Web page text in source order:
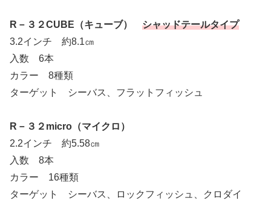
R－３２CUBE（キューブ） シャッドテールタイプ
3.2インチ 約8.1㎝
入数 6本
カラー 8種類
ターゲット シーバス、フラットフィッシュ
R－３２micro（マイクロ）
2.2インチ 約5.58㎝
入数 8本
カラー 16種類
ターゲット シーバス、ロックフィッシュ、クロダイ